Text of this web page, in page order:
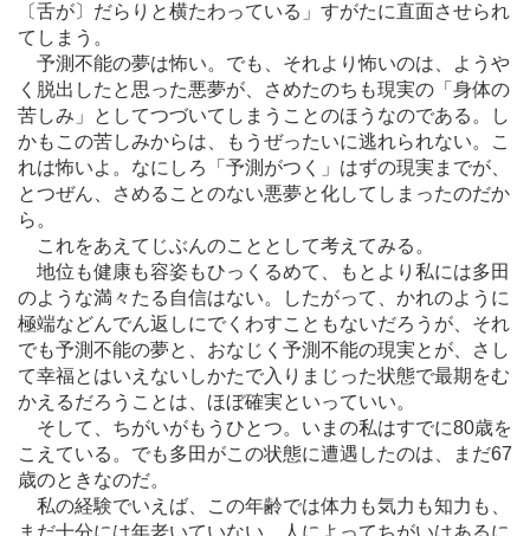
〔舌が〕だらりと横たわっている」すがたに直面させられ
てしまう。
予測不能の夢は怖い。でも、それより怖いのは、ようや
く脱出したと思った悪夢が、さめたのちも現実の「身体の
苦しみ」としてつづいてしまうことのほうなのである。し
かもこの苦しみからは、もうぜったいに逃れられない。こ
れは怖いよ。なにしろ「予測がつく」はずの現実までが、
とつぜん、さめることのない悪夢と化してしまったのだか
ら。
これをあえてじぶんのこととして考えてみる。
地位も健康も容姿もひっくるめて、もとより私には多田
のような満々たる自信はない。したがって、かれのように
極端などんでん返しにでくわすこともないだろうが、それ
でも予測不能の夢と、おなじく予測不能の現実とが、さし
て幸福とはいえないしかたで入りまじった状態で最期をむ
かえるだろうことは、ほぼ確実といっていい。
そして、ちがいがもうひとつ。いまの私はすでに80歳を
こえている。でも多田がこの状態に遭遇したのは、まだ67
歳のときなのだ。
私の経験でいえば、この年齢では体力も気力も知力も、